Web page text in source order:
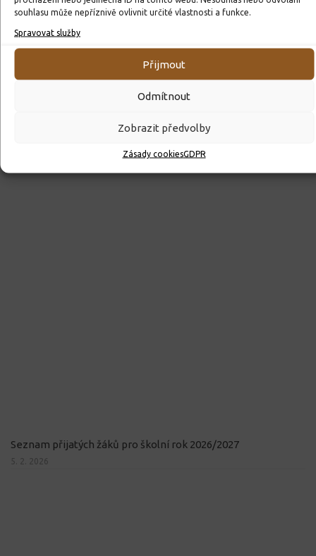
souhlasu může nepříznivě ovlivnit určité vlastnosti a funkce.
Spravovat služby
Přijmout
Odmítnout
Zobrazit předvolby
Zásady cookiesGDPR
ROZHODNUTÍ O PŘIJETÍ K PŘEDŠKOLNÍMU VZDĚLÁVÁNÍ
Seznam přijatých žáků pro školní rok 2026/2027
5. 2. 2026